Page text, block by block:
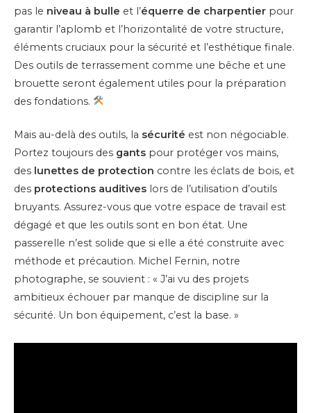
pas le niveau à bulle et l’équerre de charpentier pour
garantir l’aplomb et l’horizontalité de votre structure,
éléments cruciaux pour la sécurité et l’esthétique finale.
Des outils de terrassement comme une bêche et une
brouette seront également utiles pour la préparation
des fondations.
Mais au-delà des outils, la sécurité est non négociable.
Portez toujours des gants pour protéger vos mains,
des lunettes de protection contre les éclats de bois, et
des protections auditives lors de l’utilisation d’outils
bruyants. Assurez-vous que votre espace de travail est
dégagé et que les outils sont en bon état. Une
passerelle n’est solide que si elle a été construite avec
méthode et précaution. Michel Fernin, notre
photographe, se souvient : « J’ai vu des projets
ambitieux échouer par manque de discipline sur la
sécurité. Un bon équipement, c’est la base. »